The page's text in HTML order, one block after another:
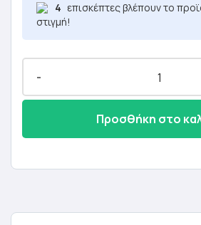
4 επισκέπτες βλέπουν το
στιγμή!
-
Προσθήκη στο